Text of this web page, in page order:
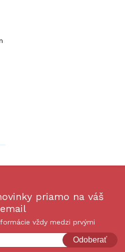
priamo na váš
email
vždy medzi prvými
Odoberať